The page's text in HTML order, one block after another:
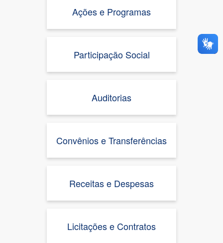
Ações e Programas
Participação Social
Auditorias
Convênios e Transferências
Receitas e Despesas
Licitações e Contratos